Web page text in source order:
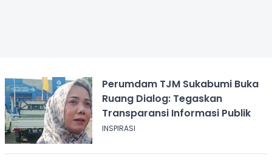
Perumdam TJM Sukabumi Buka
Ruang Dialog: Tegaskan
Transparansi Informasi Publik
INSPIRASI